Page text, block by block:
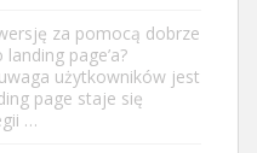
za pomocą dobrze
page’a?
użytkowników jest
page staje się
…